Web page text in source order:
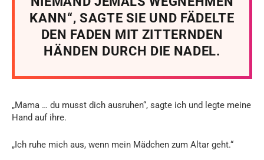
KANN“, SAGTE SIE UND FÄDELTE
DEN FADEN MIT ZITTERNDEN
HÄNDEN DURCH DIE NADEL.
„Mama … du musst dich ausruhen“, sagte ich und legte meine
Hand auf ihre.
„Ich ruhe mich aus, wenn mein Mädchen zum Altar geht.“